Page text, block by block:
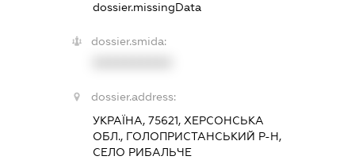
dossier.missingData
dossier.smida:
dossier.address:
УКРАЇНА, 75621, ХЕРСОНСЬКА
ОБЛ., ГОЛОПРИСТАНСЬКИЙ Р-Н,
СЕЛО РИБАЛЬЧЕ